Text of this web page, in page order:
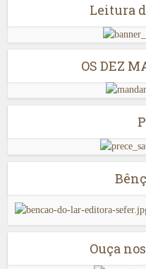
Leitura
OS DEZ
Ouça